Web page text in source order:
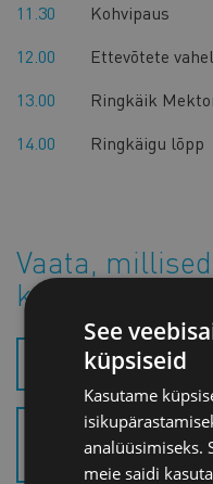
11.30
Kohvipaus
12.00
Ettevõtete
13.00
Ringkäik
14.00
Ringkäigu lõpp
Vaata,
külastavad!
HIINA DELEGATSIOON
AMT COMPANY PROFILE
TALLINN (.PDF)
See
küpsiseid
Kasutame
analüüsimiseks.
meie saidi